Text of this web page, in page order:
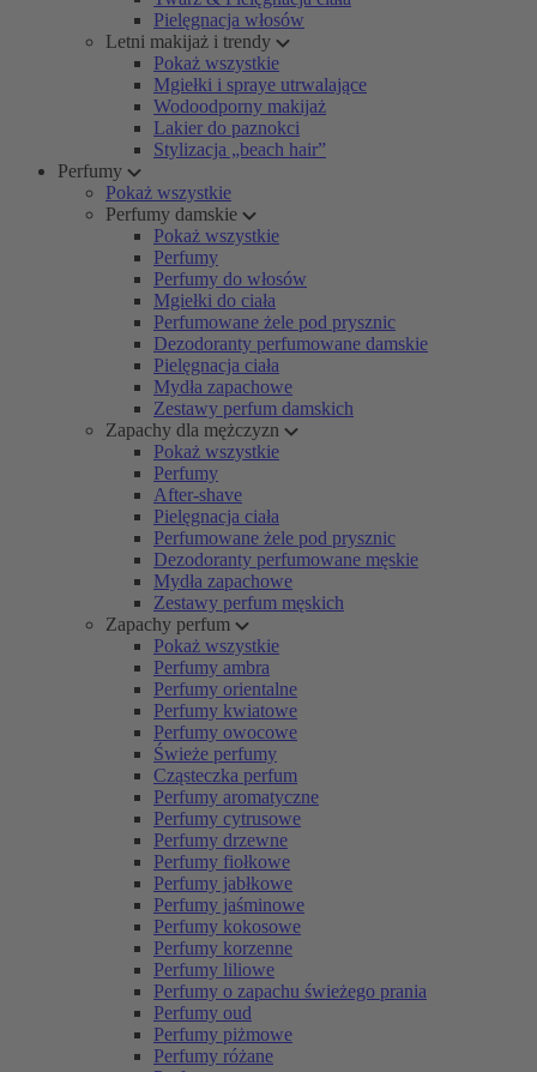
Pielęgnacja włosów
Letni makijaż i trendy
Pokaż wszystkie
Mgiełki i spraye utrwalające
Wodoodporny makijaż
Lakier do paznokci
Stylizacja „beach hair”
Perfumy
Pokaż wszystkie
Perfumy damskie
Pokaż wszystkie
Perfumy
Perfumy do włosów
Mgiełki do ciała
Perfumowane żele pod prysznic
Dezodoranty perfumowane damskie
Pielęgnacja ciała
Mydła zapachowe
Zestawy perfum damskich
Zapachy dla mężczyzn
Pokaż wszystkie
Perfumy
After-shave
Pielęgnacja ciała
Perfumowane żele pod prysznic
Dezodoranty perfumowane męskie
Mydła zapachowe
Zestawy perfum męskich
Zapachy perfum
Pokaż wszystkie
Perfumy ambra
Perfumy orientalne
Perfumy kwiatowe
Perfumy owocowe
Świeże perfumy
Cząsteczka perfum
Perfumy aromatyczne
Perfumy cytrusowe
Perfumy drzewne
Perfumy fiołkowe
Perfumy jabłkowe
Perfumy jaśminowe
Perfumy kokosowe
Perfumy korzenne
Perfumy liliowe
Perfumy o zapachu świeżego prania
Perfumy oud
Perfumy piżmowe
Perfumy różane